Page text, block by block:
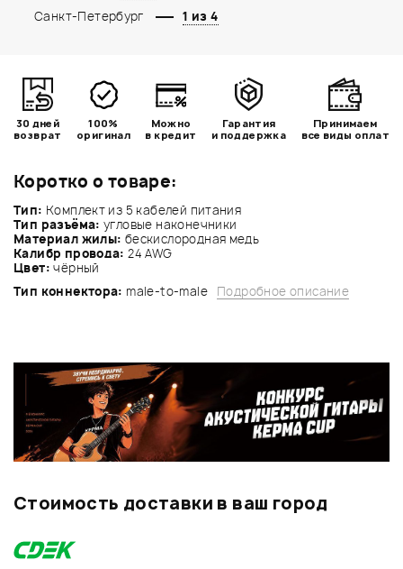
Коротко о товаре:
Тип: Комплект из 5 кабелей питания
Тип разъёма: угловые наконечники
Материал жилы: бескислородная медь
Калибр провода:24 AWG
Цвет: чёрный
Тип коннектора: male-to-male Подробное описание
Санкт-Петербург
1 из 4
30 дней
возврат
100%
оригинал
Можно
в кредит
Гарантия
и поддержка
Принимаем
все виды оплат
Стоимость доставки в ваш город